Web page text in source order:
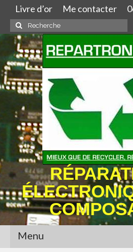
Livre d’or Me contacter
Rechercher
:
Menu